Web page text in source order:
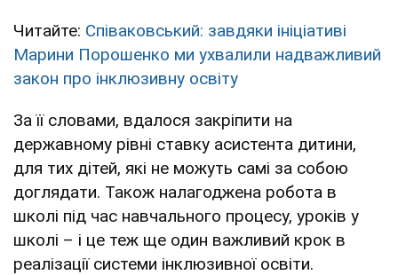
Читайте: Співаковський: завдяки ініціативі
Марини Порошенко ми ухвалили надважливий
закон про інклюзивну освіту
За її словами, вдалося закріпити на
державному рівні ставку асистента дитини,
для тих дітей, які не можуть самі за собою
доглядати. Також налагоджена робота в
школі під час навчального процесу, уроків у
школі – і це теж ще один важливий крок в
реалізації системи інклюзивної освіти.